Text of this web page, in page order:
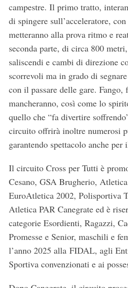
campestre. Il primo tratto,
di spingere sull’acceleratore,
metteranno alla prova ritmo e
seconda parte, di circa 800
saliscendi e cambi di direzione
scorrevoli ma in grado di
con il passare delle gare. Fango,
mancheranno, così come lo
quello che “fa divertire
circuito offrirà inoltre numerosi
garantendo spettacolo anche per
Il circuito Cross per Tutti è
Cesano, GSA Brugherio,
EuroAtletica 2002, Polisportiva
Atletica PAR Canegrate ed è
categorie Esordienti, Ragazzi,
Promesse e Senior, maschili e
l’anno 2025 alla FIDAL, agli
Sportiva convenzionati e ai
S
e
a
r
h